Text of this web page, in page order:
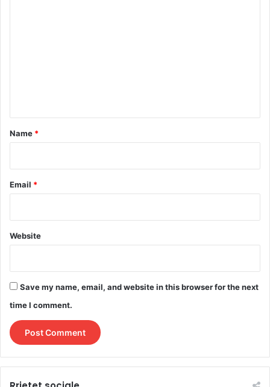
*
Name *
Email *
Website
Save my name, email, and website in this browser for the next
time I comment.